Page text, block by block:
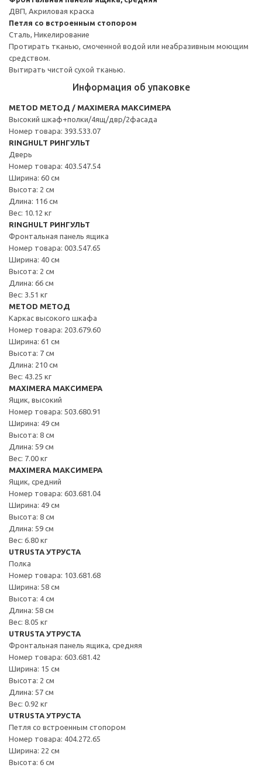
ДВП, Акриловая краска
Петля со встроенным стопором
Сталь, Никелирование
Протирать тканью, смоченной водой или неабразивным моющим
средством.
Вытирать чистой сухой тканью.
Информация об упаковке
METOD МЕТОД / MAXIMERA МАКСИМЕРА
Высокий шкаф+полки/4ящ/двр/2фасада
Номер товара: 393.533.07
RINGHULT РИНГУЛЬТ
Дверь
Номер товара: 403.547.54
Ширина: 60 см
Высота: 2 см
Длина: 116 см
Вес: 10.12 кг
RINGHULT РИНГУЛЬТ
Фронтальная панель ящика
Номер товара: 003.547.65
Ширина: 40 см
Высота: 2 см
Длина: 66 см
Вес: 3.51 кг
METOD МЕТОД
Каркас высокого шкафа
Номер товара: 203.679.60
Ширина: 61 см
Высота: 7 см
Длина: 210 см
Вес: 43.25 кг
MAXIMERA МАКСИМЕРА
Ящик, высокий
Номер товара: 503.680.91
Ширина: 49 см
Высота: 8 см
Длина: 59 см
Вес: 7.00 кг
MAXIMERA МАКСИМЕРА
Ящик, средний
Номер товара: 603.681.04
Ширина: 49 см
Высота: 8 см
Длина: 59 см
Вес: 6.80 кг
UTRUSTA УТРУСТА
Полка
Номер товара: 103.681.68
Ширина: 58 см
Высота: 4 см
Длина: 58 см
Вес: 8.05 кг
UTRUSTA УТРУСТА
Фронтальная панель ящика, средняя
Номер товара: 603.681.42
Ширина: 15 см
Высота: 2 см
Длина: 57 см
Вес: 0.92 кг
UTRUSTA УТРУСТА
Петля со встроенным стопором
Номер товара: 404.272.65
Ширина: 22 см
Высота: 6 см